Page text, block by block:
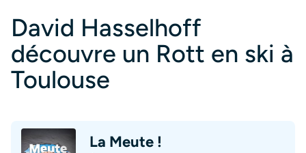
David Hasselhoff
découvre un Rott en ski à
Toulouse
La Meute !